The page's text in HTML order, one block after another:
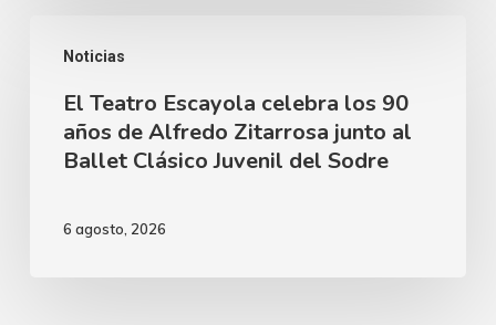
desarrollo
nuestra
ciudad
Noticias
Teatro
Escayola
celebra
El Teatro Escayola celebra los 90
años de Alfredo Zitarrosa junto al
Ballet Clásico Juvenil del Sodre
6 agosto, 2026